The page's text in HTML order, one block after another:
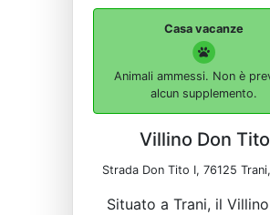
Casa vacanze
Animali ammessi. Non è
alcun supplemento.
Villino Don Tito
Strada Don Tito I, 76125
Situato a Trani, il